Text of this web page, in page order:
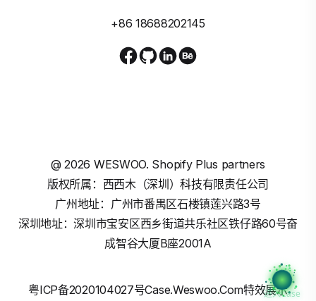
进入Case
+86 18688202145
@2026 WESWOO. Shopify Plus partners
版权所属：西西木（深圳）科技有限责任公司
广州地址：广州市番禺区石楼镇莲兴路3号
深圳地址：深圳市宝安区西乡街道共乐社区铁仔路60号奋
成智谷大厦B座2001A
粤ICP备2020104027号Case.weswoo.com特效展示